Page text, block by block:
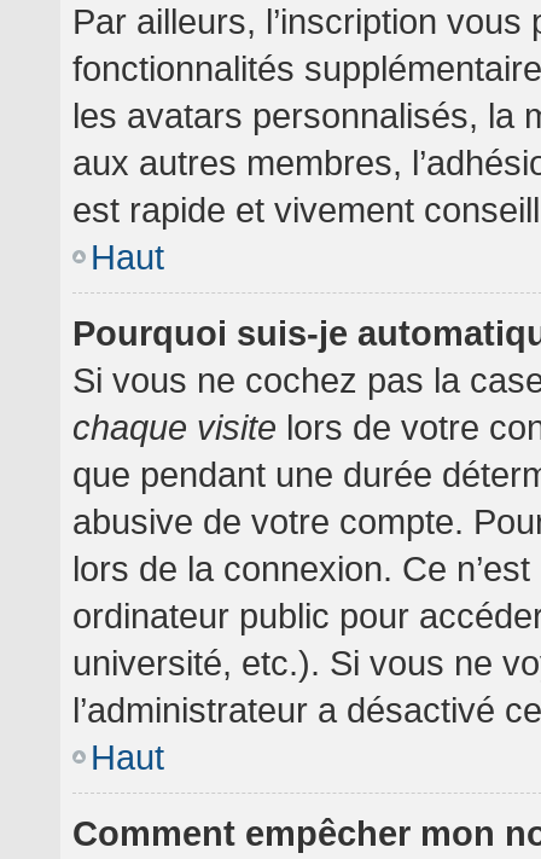
Par ailleurs, l’inscription
fonctionnalités
les avatars personnalisés, la
aux autres membres,
est rapide et vivement
Haut
Pourquoi suis-je
Si vous ne cochez pas la
chaque visite lors de votre
que pendant une durée
abusive de votre compte.
lors de la connexion. Ce
ordinateur public pour
université, etc.). Si vous ne
l’administrateur a désactivé
Haut
Comment empêcher mon